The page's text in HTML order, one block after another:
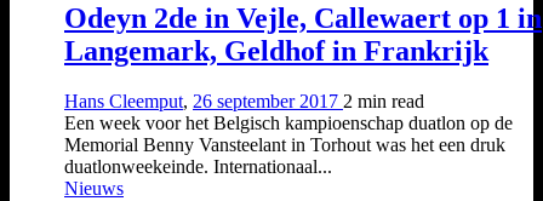
Odeyn 2de in Vejle, Callewaert op 1 in
Langemark, Geldhof in Frankrijk
Hans Cleemput, 26 september 2017 2 min read
Een week voor het Belgisch kampioenschap duatlon op de
Memorial Benny Vansteelant in Torhout was het een druk
duatlonweekeinde. Internationaal...
Nieuws